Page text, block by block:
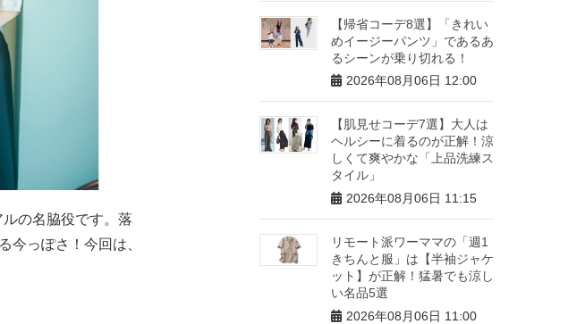
の名脇役です。落
今っぽさ！今回は、
【帰省コーデ8選】「きれい
めイージーパンツ」であるあ
るシーンが乗り切れる！
2026年08月06日 12:00
【肌見せコーデ7選】大人は
ヘルシーに着るのが正解！涼
しくて爽やかな「上品洗練ス
タイル」
2026年08月06日 11:15
リモート派ワーママの「週1
きちんと服」は【半袖ジャケ
ット】が正解！猛暑でも涼し
い名品5選
2026年08月06日 11:00